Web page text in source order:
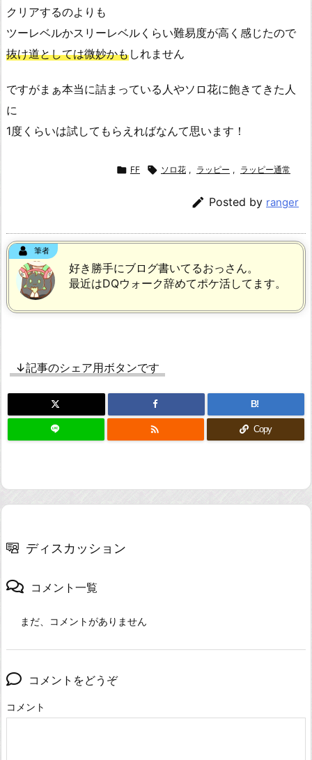
クリアするのよりも
ツーレベルかスリーレベルくらい難易度が高く感じたので
抜け道としては微妙かもしれません
ですがまぁ本当に詰まっている人やソロ花に飽きてきた人
に
1度くらいは試してもらえればなんて思います！
 FF  ソロ花 , ラッピー , ラッピー通常
 Posted by ranger
筆者
好き勝手にブログ書いてるおっさん。
最近はDQウォーク辞めてポケ活してます。
↓記事のシェア用ボタンです
B!
 Copy
ディスカッション
コメント一覧
まだ、コメントがありません
コメントをどうぞ
コメント